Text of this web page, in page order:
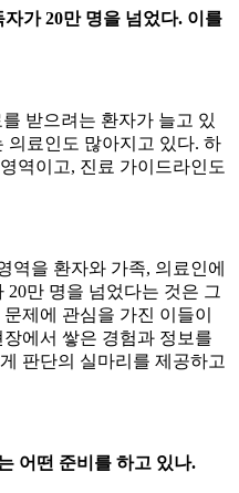
가 20만 명을 넘었다. 이를
받으려는 환자가 늘고 있
의료인도 많아지고 있다. 하
역이고, 진료 가이드라인도
역을 환자와 가족, 의료인에
만 명을 넘었다는 것은 그
제에 관심을 가진 이들이
에서 쌓은 경험과 정보를
판단의 실마리를 제공하고
어떤 준비를 하고 있나.